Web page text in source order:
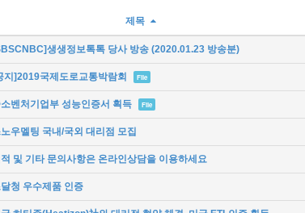
제목
생생정보톡톡 당사 방송 (2020.01.23 방송분)
지]2019국제도로교통박람회 File
벤처기업부 성능인증서 획득 File
우멜팅 국내/국외 대리점 모집
및 기타 문의사항은 온라인상담을 이용하세요
청 우수제품 인증